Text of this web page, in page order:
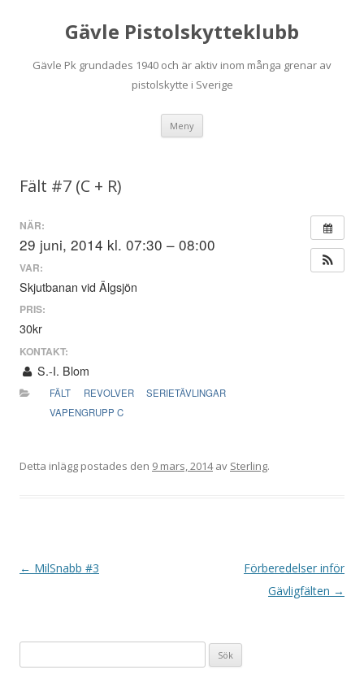
Gävle Pistolskytteklubb
Gävle Pk grundades 1940 och är aktiv inom många grenar av
pistolskytte i Sverige
Meny
Fält #7 (C + R)
NÄR:
29 juni, 2014 kl. 07:30 – 08:00
VAR:
Skjutbanan vid Älgsjön
PRIS:
30kr
KONTAKT:
S.-I. Blom
FÄLT REVOLVER
SERIETÄVLINGAR
VAPENGRUPP C
Detta inlägg postades den 9 mars, 2014av Sterling.
I← MilSnabb #3
Förberedelser inför
Gävligfälten →
efter: